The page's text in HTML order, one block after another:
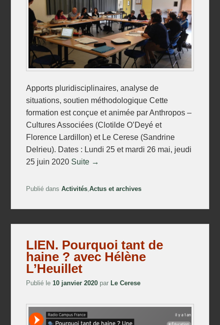
Apports pluridisciplinaires, analyse de
situations, soutien méthodologique Cette
formation est conçue et animée par Anthropos –
Cultures Associées (Clotilde O’Deyé et
Florence Lardillon) et Le Cerese (Sandrine
Delrieu). Dates : Lundi 25 et mardi 26 mai, jeudi
25 juin 2020 Suite →
Publié dans Activités ,Actus et archives
LIEN. Pourquoi tant de
haine ? avec Hélène
L’Heuillet
Publié le10 janvier 2020 par Le Cerese